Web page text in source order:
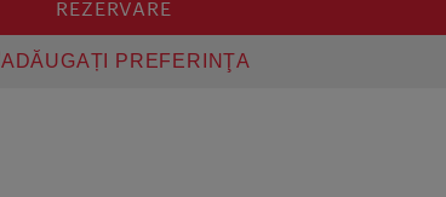
REZERVARE
ADĂUGAȚI PREFERINŢA